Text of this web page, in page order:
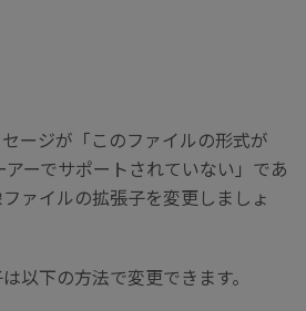
ージが「このファイルの形式が
ーでサポートされていない」であ
ァイルの拡張子を変更しましょ
以下の方法で変更できます。